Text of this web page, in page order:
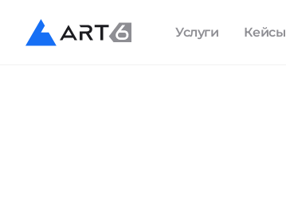
Услуги Кейсы